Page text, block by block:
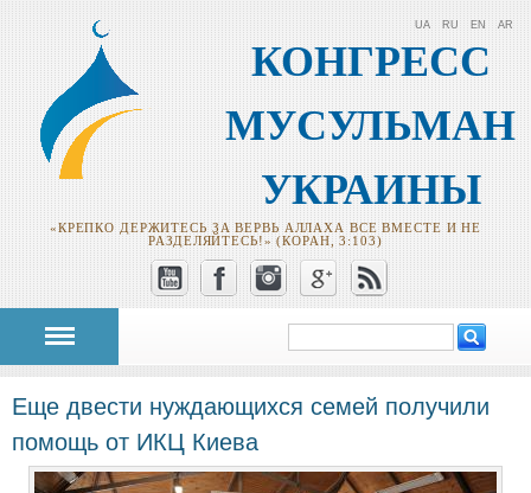
КОНГРЕСС
МУСУЛЬМАН
УКРАИНЫ
«КРЕПКО ДЕРЖИТЕСЬ ЗА ВЕРВЬ АЛЛАХА ВСЕ ВМЕСТЕ И НЕ
РАЗДЕЛЯЙТЕСЬ!» (КОРАН, 3:103)
UA RU EN AR
Форма поиска
Еще двести нуждающихся семей получили
помощь от ИКЦ Киева